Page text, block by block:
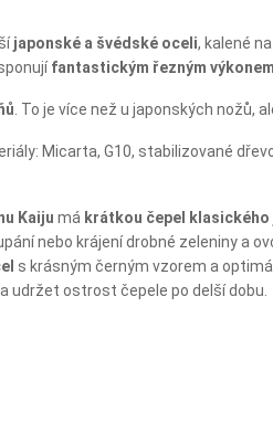
japonské a švédské oceli, kalené
fantastickým řezným výkonem
. To je více než u japonských nožů,
Micarta, G10, stabilizované
Kaiju má krátkou čepel
nebo krájení drobné zeleniny a
s krásným černým vzorem a
udržet ostrost čepele po delší dobu.